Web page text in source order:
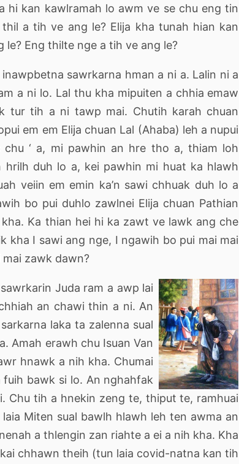
hi kan kawlramah lo awm ve se chu eng tin
a tih ve ang le? Elija kha tunah hian kan
le? Eng thilte nge a tih ve ang le?
sawrkarna hman a ni a. Lalin ni a
a ni lo. Lal thu kha mipuiten a chhia emaw
tur tih a ni tawp mai. Chutih karah chuan
em em Elija chuan Lal (Ahaba) leh a nupui
‘ a, mi pawhin an hre tho a, thiam loh
hrilh duh lo a, kei pawhin mi huat ka hlawh
veiin em emin ka’n sawi chhuak duh lo a
bo pui duhlo zawlnei Elija chuan Pathian
Ka thian hei hi ka zawt ve lawk ang che
kha I sawi ang nge, I ngawih bo pui mai mai
zawk dawn?
Juda ram a awp lai
an chawi thin a ni. An
laka ta zalenna sual
Amah erawh chu Isuan Van
hnawk a nih kha. Chumai
bawk si lo. An nghahfak
Chu tih a hnekin zeng te, thiput te, ramhuai
Miten sual bawlh hlawh leh ten awma an
a thlengin zan riahte a ei a nih kha. Kha
chhawn theih (tun laia covid-natna kan tih